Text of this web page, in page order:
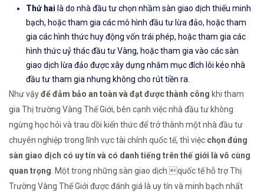
Thứ hai là do nhà đầu tư chọn nhầm sàn giao dịch thiếu minh
bạch, hoặc tham gia các mô hình đầu tư lừa đảo, hoặc tham
gia các hình thức huy động vốn trái phép, hoặc tham gia các
hình thức uỷ thác đầu tư Vàng, hoặc tham gia vào các sàn
giao dịch lừa đảo được xây dựng nhằm mục đích lôi kéo nhà
đầu tư tham gia nhưng không cho rút tiền ra.
Như vậyđể đảm bảo an toàn và đạt được thành công khi tham
gia Thị trường Vàng Thế Giới, bên cạnh việc nhà đầu tư không
ngừng học hỏi và trau dồi kiến thức để trở thành một nhà đầu tư
chuyên nghiệp trong lĩnh vực tài chính quốc tế, thì việc chọn đúng
sàn giao dịch có uy tín và có danh tiếng trên thế giới là vô cùng
quan trọng . Một trong những sàn giao dịch quốc tế hỗ trợ Thị
Trường Vàng Thế Giới được đánh giá là uy tín và minh bạch nhất